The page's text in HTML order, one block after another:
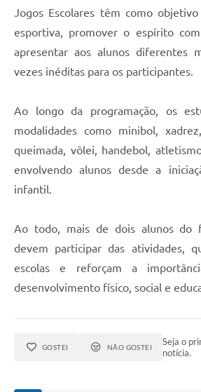
PROCON SR
Qualifica São Roque
Sala do Empreendedor - Licenciamento
SEBRAE Aqui
SIC
FAQ - Perguntas frequentes
Contato
Jogos Escolares têm como
esportiva, promover o espírito
apresentar aos alunos diferentes
vezes inéditas para os participantes.
Ao longo da programação, os
modalidades como minibol,
queimada, vôlei, handebol,
envolvendo alunos desde a
infantil.
Ao todo, mais de dois alunos do
devem participar das atividades,
escolas e reforçam a
desenvolvimento físico, social e
GOSTEI NÃO GOSTEI
Seja o
notícia.